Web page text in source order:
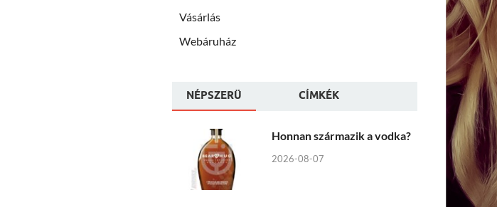
Vásárlás
Webáruház
NÉPSZERÜ CÍMKÉK
Honnan származik a vodka?
2026-08-07